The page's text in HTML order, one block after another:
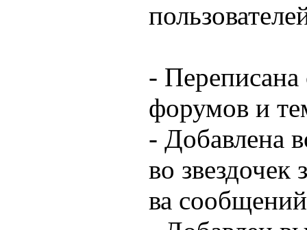
- Переписана
форумов и
- Добавлена
во звездочек
ва